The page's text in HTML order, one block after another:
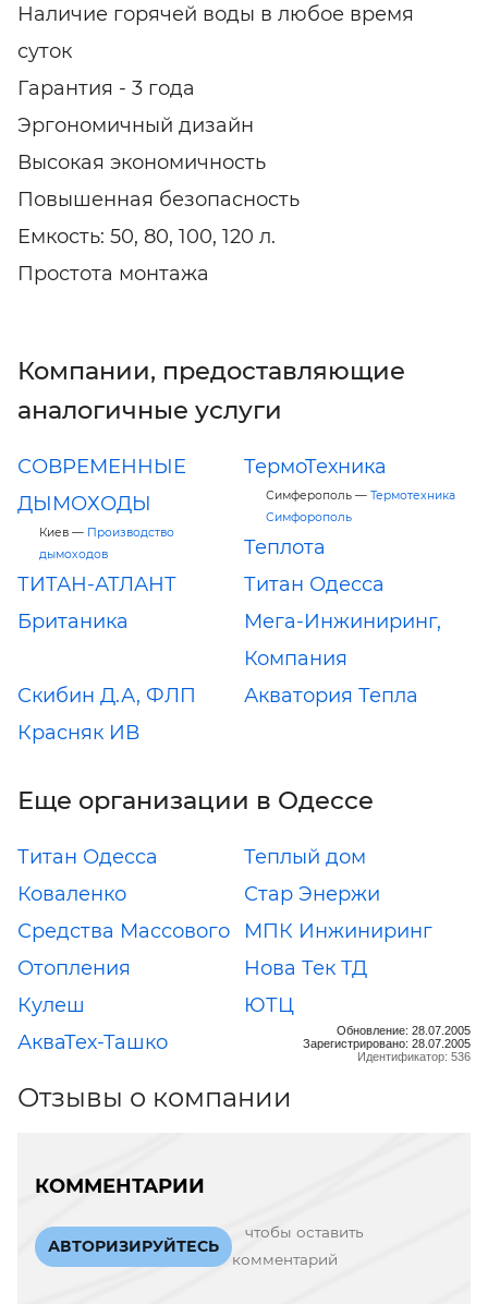
Наличие горячей воды в любое время
суток
Гарантия - 3 года
Эргономичный дизайн
Высокая экономичность
Повышенная безопасность
Емкость: 50, 80, 100, 120 л.
Простота монтажа
Компании, предоставляющие
аналогичные услуги
СОВРЕМЕННЫЕ
ДЫМОХОДЫ
Киев — Производство
дымоходов
ТермоТехника
Симферополь — Термотехника
Симфорополь
Теплота
ТИТАН-АТЛАНТ
Титан Одесса
Британика
Мега-Инжиниринг,
Компания
Скибин Д.А, ФЛП
Акватория Тепла
Красняк ИВ
Еще организации в Одессе
Титан Одесса
Теплый дом
Коваленко
Стар Энержи
Средства Массового
Отопления
МПК Инжиниринг
Нова Тек ТД
Кулеш
ЮТЦ
АкваТех-Ташко
Обновление: 28.07.2005
Зарегистрировано: 28.07.2005
Идентификатор: 536
Отзывы о компании
КОММЕНТАРИИ
АВТОРИЗИРУЙТЕСЬ
чтобы оставить
комментарий